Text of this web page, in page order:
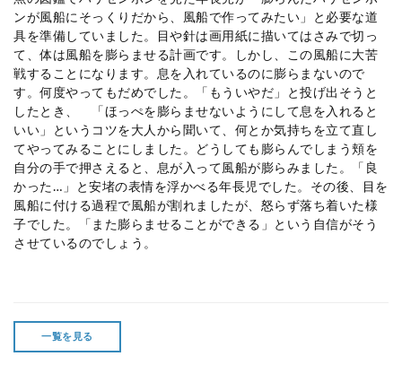
ンが風船にそっくりだから、風船で作ってみたい」と必要な道
具を準備していました。目や針は画用紙に描いてはさみで切っ
て、体は風船を膨らませる計画です。しかし、この風船に大苦
戦することになります。息を入れているのに膨らまないので
す。何度やってもだめでした。「もういやだ」と投げ出そうと
したとき、 「ほっぺを膨らませないようにして息を入れると
いい」というコツを大人から聞いて、何とか気持ちを立て直し
てやってみることにしました。どうしても膨らんでしまう頬を
自分の手で押さえると、息が入って風船が膨らみました。「良
かった … 」と安堵の表情を浮かべる年長児でした。その後、目を
風船に付ける過程で風船が割れましたが、怒らず落ち着いた様
子でした。「また膨らませることができる」という自信がそう
させているのでしょう。
一覧を見る